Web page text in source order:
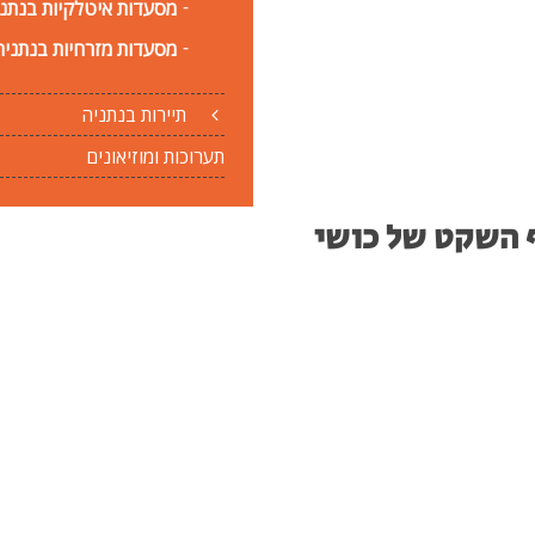
השקט של כושי
מסעדות איטלקיות
מסעדות מזרחיות
תיירות בנתניה
תערוכות ומוזיאונים